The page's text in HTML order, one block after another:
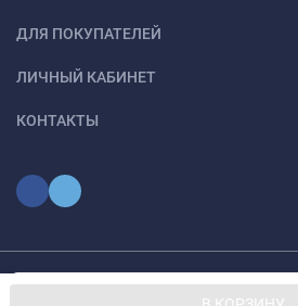
ДЛЯ ПОКУПАТЕЛЕЙ
ЛИЧНЫЙ КАБИНЕТ
КОНТАКТЫ